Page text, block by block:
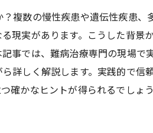
複数の慢性疾患や遺伝性疾患、
現実があります。こうした背景
事では、難病治療専門の現場で
詳しく解説します。実践的で信
確かなヒントが得られるでしょう